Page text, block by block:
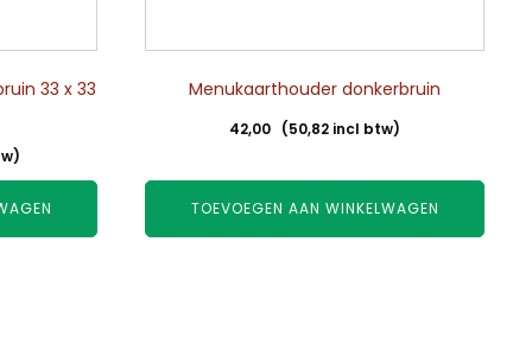
33 x 33 Menukaarthouder donkerbruin
42,00 (50,82 incl btw)
TOEVOEGEN AAN WINKELWAGEN